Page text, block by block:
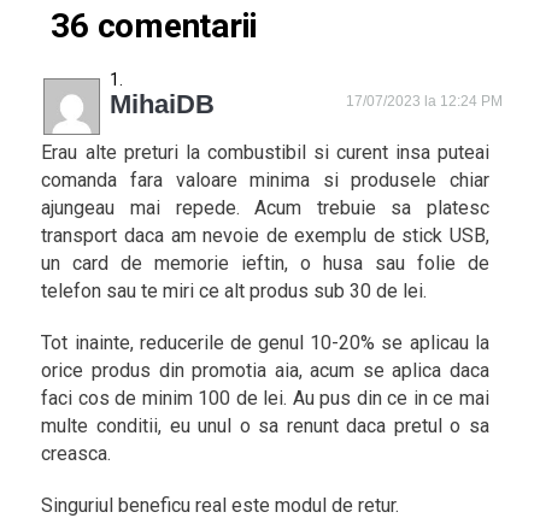
36 comentarii
MihaiDB 17/07/2023 la 12:24 PM
Erau alte preturi la combustibil si curent insa puteai
comanda fara valoare minima si produsele chiar
ajungeau mai repede. Acum trebuie sa platesc
transport daca am nevoie de exemplu de stick USB,
un card de memorie ieftin, o husa sau folie de
telefon sau te miri ce alt produs sub 30 de lei.
Tot inainte, reducerile de genul 10-20% se aplicau la
orice produs din promotia aia, acum se aplica daca
faci cos de minim 100 de lei. Au pus din ce in ce mai
multe conditii, eu unul o sa renunt daca pretul o sa
creasca.
Singuriul beneficu real este modul de retur.